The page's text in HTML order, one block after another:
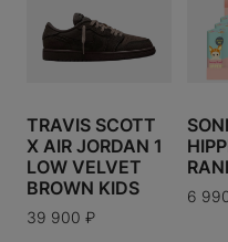
TRAVIS SCOTT
X AIR JORDAN 1
LOW VELVET
BROWN KIDS
39 900 ₽
6
9.5
11.5
14
Варианты